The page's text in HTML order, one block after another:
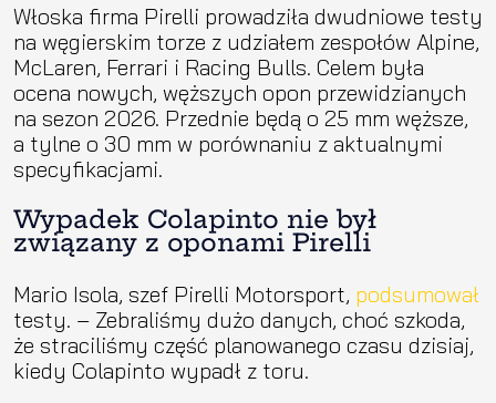
Włoska firma Pirelli prowadziła dwudniowe testy
na węgierskim torze z udziałem zespołów Alpine,
McLaren, Ferrari i Racing Bulls. Celem była
ocena nowych, węższych opon przewidzianych
na sezon 2026. Przednie będą o 25 mm węższe,
a tylne o 30 mm w porównaniu z aktualnymi
specyfikacjami.
Wypadek Colapinto nie był
związany z oponami Pirelli
Mario Isola, szef Pirelli Motorsport, podsumował
testy. – Zebraliśmy dużo danych, choć szkoda,
że straciliśmy część planowanego czasu dzisiaj,
kiedy Colapinto wypadł z toru.